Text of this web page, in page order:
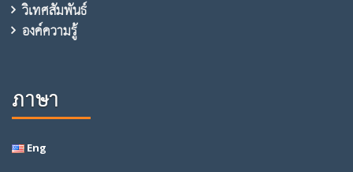
วิเทศสัมพันธ์
องค์ความรู้
ภาษา
Eng